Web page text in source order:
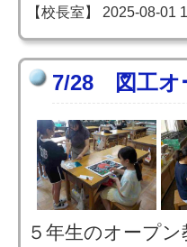
【校長室】 2025-08-01
7/28 図工オ
５年生のオープ